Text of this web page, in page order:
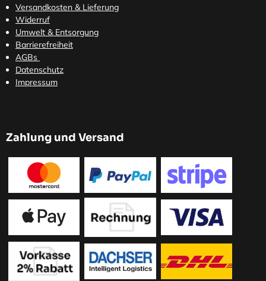
Versandkosten & Lieferung
Widerruf
Umwelt & Entsorgung
Barrierefreiheit
AGBs
Datenschutz
Impressum
Zahlung und Versand